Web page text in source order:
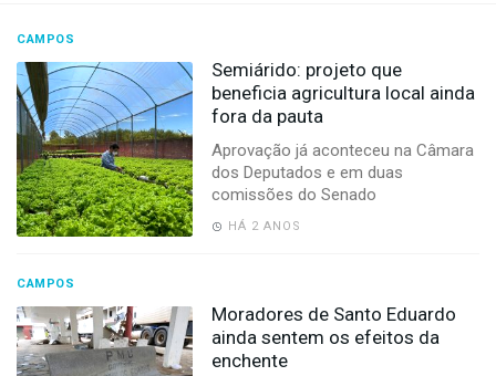
COLUNAS
FALE
CONOSCO
Copyright
2024
Desenvolvido
por
Hesea
Sistemas
CAMPOS
Semiárido: projeto que
beneficia agricultura local ainda
fora da pauta
Aprovação já aconteceu na Câmara
dos Deputados e em duas
comissões do Senado
HÁ 2 ANOS
CAMPOS
Moradores de Santo Eduardo
ainda sentem os efeitos da
enchente